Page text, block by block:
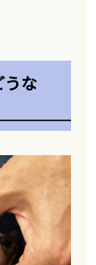
な